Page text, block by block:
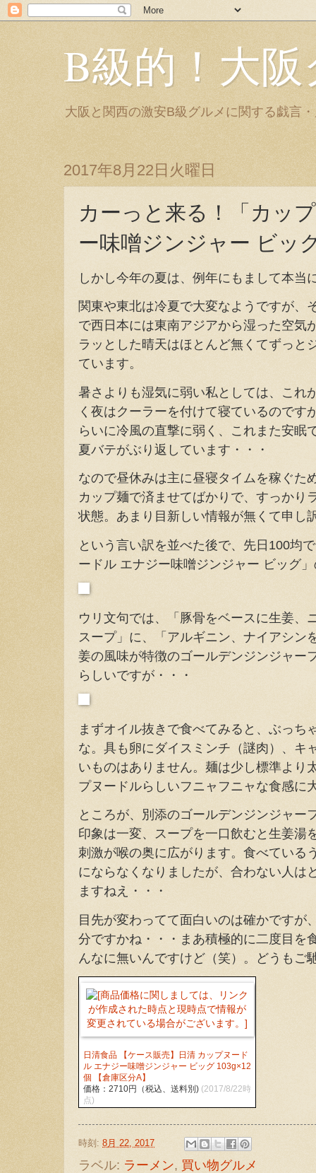
B級的！大
大阪と関西の激安B級グルメに関する戯言
2017年8月22日火曜日
カーっと来る！「カッ
ー味噌ジンジャー ビッ
しかし今年の夏は、例年にもまして本当
関東や東北は冷夏で大変なようですが、
で西日本には東南アジアから湿った空気
ラッとした晴天はほとんど無くてずっと
ています。
暑さよりも湿気に弱い私としては、これ
く夜はクーラーを付けて寝ているのです
らいに冷風の直撃に弱く、これまた安眠
夏バテがぶり返しています・・・
なので昼休みは主に昼寝タイムを稼ぐた
カップ麺で済ませてばかりで、すっかり
状態。あまり目新しい情報が無くて申し
という言い訳を並べた後で、先日100均
ードル エナジー味噌ジンジャー ビッグ
ウリ文句では、「豚骨をベースに生姜、
スープ」に、「アルギニン、ナイアシン
姜の風味が特徴のゴールデンジンジャー
らしいですが・・・
まずオイル抜きで食べてみると、ぶっち
な。具も卵にダイスミンチ（謎肉）、キ
いものはありません。麺は少し標準より
プヌードルらしいフニャフニャな食感に
ところが、別添のゴールデンジンジャー
印象は一変、スープを一口飲むと生姜湯
刺激が喉の奥に広がります。食べている
にならなくなりましたが、合わない人は
ますねえ・・・
目先が変わってて面白いのは確かですが
分ですかね・・・まあ積極的に二度目を
んなに無いんですけど（笑）。どうもご
日清食品 【ケース販売】日清 カップヌード
ル エナジー味噌ジンジャー ビッグ 103g×12
個 【倉庫区分A】
価格：2710円（税込、送料別) (2017/8/22時
点)
時刻: 8月 22, 2017
ラベル: ラーメン, 買い物グルメ